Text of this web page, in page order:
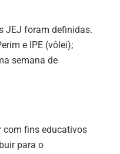
JEJ foram definidas.
e IPE (vôlei);
semana de
com fins educativos
para o